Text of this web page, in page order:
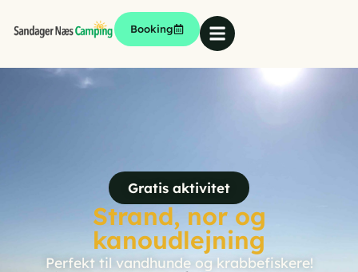
Booking
Gratis aktivitet
Strand, nor og
kanoudlejning
Perfekt til vandhunde og krabbefiskere!